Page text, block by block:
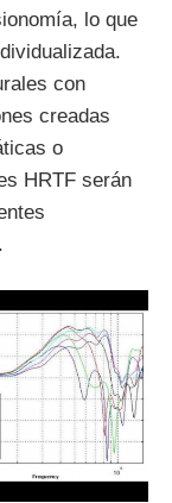
lo que
con
creadas
o
HRTF serán